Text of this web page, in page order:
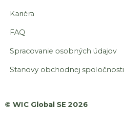
Kariéra
FAQ
Spracovanie osobných údajov
Stanovy obchodnej spoločnosti
© WIC Global SE 2026